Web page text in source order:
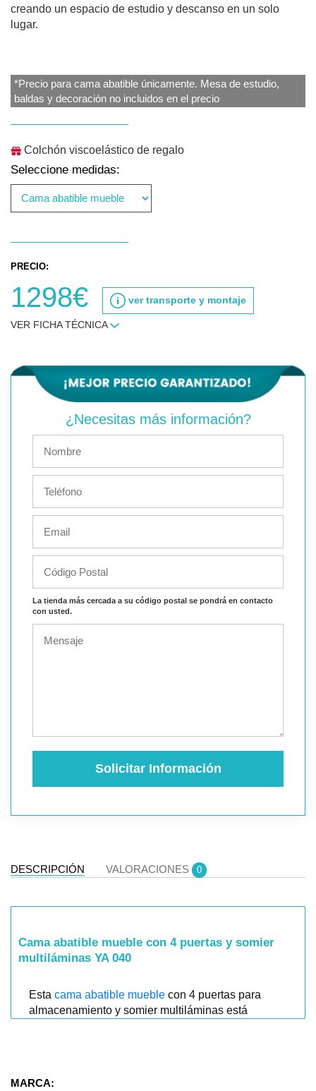
creando un espacio de estudio y descanso en un solo
lugar.
*Precio para cama abatible únicamente. Mesa de estudio,
baldas y decoración no incluidos en el precio
Colchón viscoelástico de regalo
Seleccione medidas:
PRECIO:
1298€ ver transporte y montaje
VER FICHA TÉCNICA
¿Necesitas más información?
La tienda más cercada a su código postal se pondrá en contacto
con usted.
Solicitar Información
DESCRIPCIÓN VALORACIONES 0
Cama abatible mueble con 4 puertas y somier
multiláminas YA 040
Esta cama abatible mueble con 4 puertas para
almacenamiento y somier multiláminas está
Una de las características más destacadas de este
MARCA: